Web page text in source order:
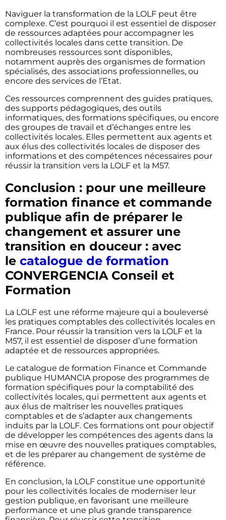
Naviguer la transformation de la LOLF peut être
complexe. C’est pourquoi il est essentiel de disposer
de ressources adaptées pour accompagner les
collectivités locales dans cette transition. De
nombreuses ressources sont disponibles,
notamment auprès des organismes de formation
spécialisés, des associations professionnelles, ou
encore des services de l’Etat.
Ces ressources comprennent des guides pratiques,
des supports pédagogiques, des outils
informatiques, des formations spécifiques, ou encore
des groupes de travail et d’échanges entre les
collectivités locales. Elles permettent aux agents et
aux élus des collectivités locales de disposer des
informations et des compétences nécessaires pour
réussir la transition vers la LOLF et la M57.
Conclusion : pour une meilleure
formation finance et commande
publique afin de préparer le
changement et assurer une
transition en douceur : avec
le catalogue de formation
CONVERGENCIA Conseil et
Formation
La LOLF est une réforme majeure qui a bouleversé
les pratiques comptables des collectivités locales en
France. Pour réussir la transition vers la LOLF et la
M57, il est essentiel de disposer d’une formation
adaptée et de ressources appropriées.
Le catalogue de formation Finance et Commande
publique HUMANCIA propose des programmes de
formation spécifiques pour la comptabilité des
collectivités locales, qui permettent aux agents et
aux élus de maîtriser les nouvelles pratiques
comptables et de s’adapter aux changements
induits par la LOLF. Ces formations ont pour objectif
de développer les compétences des agents dans la
mise en œuvre des nouvelles pratiques comptables,
et de les préparer au changement de système de
référence.
En conclusion, la LOLF constitue une opportunité
pour les collectivités locales de moderniser leur
gestion publique, en favorisant une meilleure
performance et une plus grande transparence